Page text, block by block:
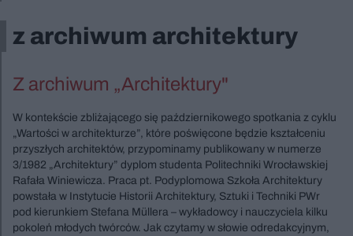
z archiwum architektury
Z archiwum „Architektury"
W kontekście zbliżającego się październikowego spotkania z cyklu
„Wartości w architekturze”, które poświęcone będzie kształceniu
przyszłych architektów, przypominamy publikowany w numerze
3/1982 „Architektury” dyplom studenta Politechniki Wrocławskiej
Rafała Winiewicza. Praca pt. Podyplomowa Szkoła Architektury
powstała w Instytucie Historii Architektury, Sztuki i Techniki PWr
pod kierunkiem Stefana Müllera – wykładowcy i nauczyciela kilku
pokoleń młodych twórców. Jak czytamy w słowie odredakcyjnym,